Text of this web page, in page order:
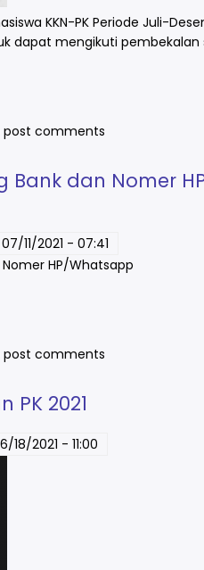
KKN-PK Periode Juli-
dapat mengikuti pembekalan
post comments
Bank dan Nomer
11/2021 - 07:41
HP/Whatsapp
post comments
PK 2021
18/2021 - 11:00